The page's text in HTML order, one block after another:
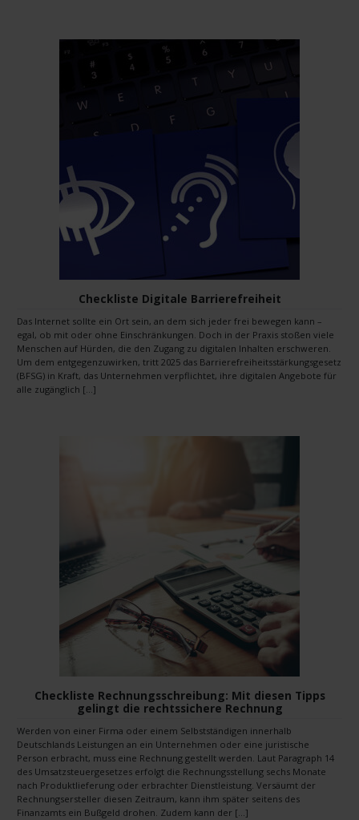
Checkliste Digitale Barrierefreiheit
Das Internet sollte ein Ort sein, an dem sich jeder frei bewegen kann –
egal, ob mit oder ohne Einschränkungen. Doch in der Praxis stoßen viele
Menschen auf Hürden, die den Zugang zu digitalen Inhalten erschweren.
Um dem entgegenzuwirken, tritt 2025 das Barrierefreiheitsstärkungsgesetz
(BFSG) in Kraft, das Unternehmen verpflichtet, ihre digitalen Angebote für
alle zugänglich […]
Checkliste Rechnungsschreibung: Mit diesen Tipps
gelingt die rechtssichere Rechnung
Werden von einer Firma oder einem Selbstständigen innerhalb
Deutschlands Leistungen an ein Unternehmen oder eine juristische
Person erbracht, muss eine Rechnung gestellt werden. Laut Paragraph 14
des Umsatzsteuergesetzes erfolgt die Rechnungsstellung sechs Monate
nach Produktlieferung oder erbrachter Dienstleistung. Versäumt der
Rechnungsersteller diesen Zeitraum, kann ihm später seitens des
Finanzamts ein Bußgeld drohen. Zudem kann der […]